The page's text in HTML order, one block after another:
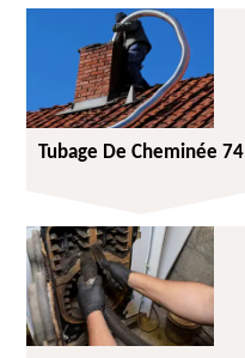
Tubage De Cheminée 74